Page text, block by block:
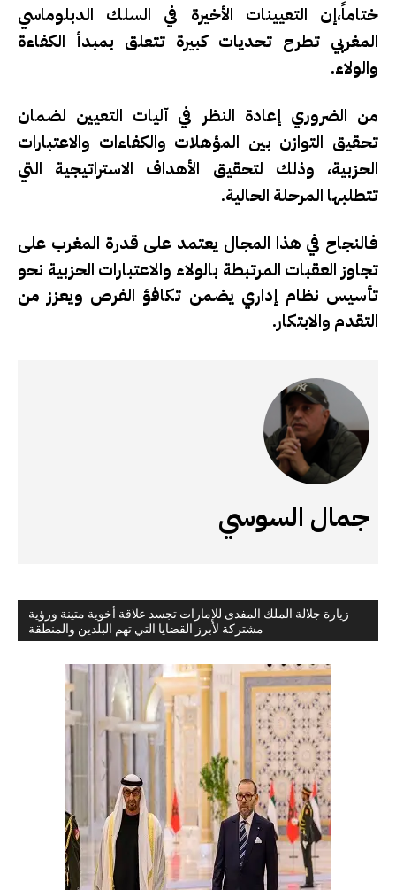
زيارة جلالة الملك المفدى للإمارات تجسد علاقة أخوية متينة ورؤية
مشتركة لأبرز القضايا التي تهم البلدين والمنطقة
ختاماً،إن التعيينات الأخيرة في السلك الدبلوماسي
المغربي تطرح تحديات كبيرة تتعلق بمبدأ الكفاءة
والولاء.
من الضروري إعادة النظر في آليات التعيين لضمان
تحقيق التوازن بين المؤهلات والكفاءات والاعتبارات
الحزبية، وذلك لتحقيق الأهداف الاستراتيجية التي
تتطلبها المرحلة الحالية.
فالنجاح في هذا المجال يعتمد على قدرة المغرب على
تجاوز العقبات المرتبطة بالولاء والاعتبارات الحزبية نحو
تأسيس نظام إداري يضمن تكافؤ الفرص ويعزز من
التقدم والابتكار.
جمال السوسي